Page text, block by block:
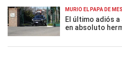
MURIÓ EL PAPÁ DE
El último adiós
en absoluto